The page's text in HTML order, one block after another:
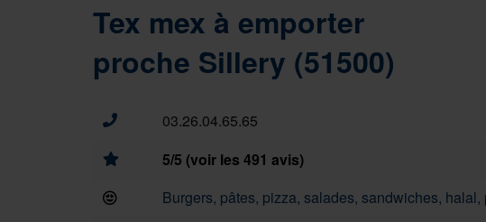
Tex mex à emporter
proche Sillery (51500)
03.26.04.65.65
5/5 (voir les 491 avis)
Burgers, pâtes, pizza, salades, sandwiches,